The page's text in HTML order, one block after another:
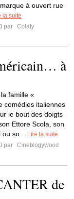
à ouvert rue
la suite
par
Colaly
à
famille «
comédies italiennes
le bout des doigts
Ettore Scola, son
so...
Lire la suite
par
Cineblogywood
de